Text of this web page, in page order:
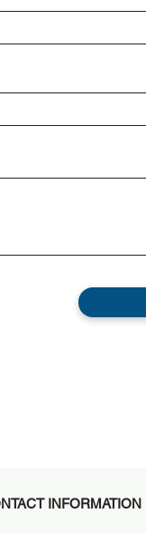
INFORMATION